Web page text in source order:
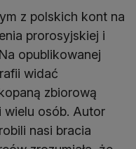
z polskich kont na
prorosyjskiej i
opublikowanej
widać
zbiorową
wielu osób. Autor
nasi bracia